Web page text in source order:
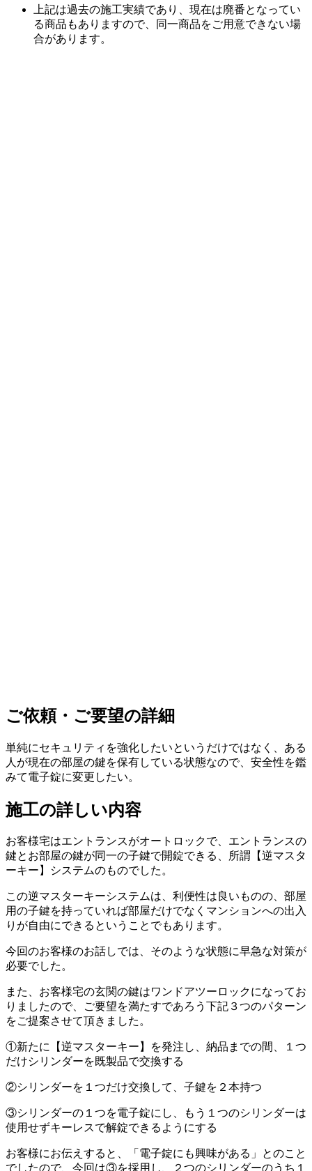
上記は過去の施工実績であり、現在は廃番となってい
る商品もありますので、同一商品をご用意できない場
合があります。
ご依頼・ご要望の詳細
単純にセキュリティを強化したいというだけではなく、ある
人が現在の部屋の鍵を保有している状態なので、安全性を鑑
みて電子錠に変更したい。
施工の詳しい内容
お客様宅はエントランスがオートロックで、エントランスの
鍵とお部屋の鍵が同一の子鍵で開錠できる、所謂【逆マスタ
ーキー】システムのものでした。
この逆マスターキーシステムは、利便性は良いものの、部屋
用の子鍵を持っていれば部屋だけでなくマンションへの出入
りが自由にできるということでもあります。
今回のお客様のお話しでは、そのような状態に早急な対策が
必要でした。
また、お客様宅の玄関の鍵はワンドアツーロックになってお
りましたので、ご要望を満たすであろう下記３つのパターン
をご提案させて頂きました。
①新たに【逆マスターキー】を発注し、納品までの間、１つ
だけシリンダーを既製品で交換する
②シリンダーを１つだけ交換して、子鍵を２本持つ
③シリンダーの１つを電子錠にし、もう１つのシリンダーは
使用せずキーレスで解錠できるようにする
お客様にお伝えすると、「電子錠にも興味がある」とのこと
でしたので、今回は③を採用し、２つのシリンダーのうち１